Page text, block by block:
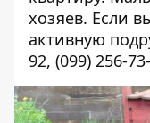
хозяев. Если
активную
92, (099) 256-